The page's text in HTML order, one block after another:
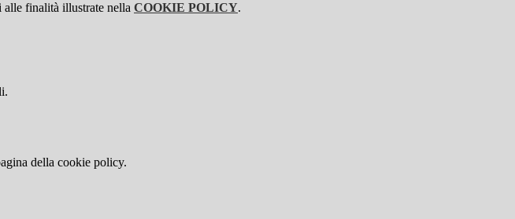
finalità illustrate nella COOKIE POLICY.
della cookie policy.